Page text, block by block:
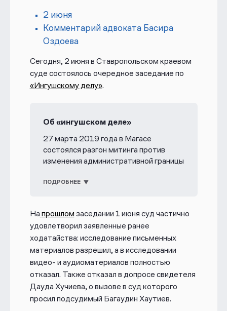
2 июня
Комментарий адвоката Басира
Оздоева
Сегодня, 2 июня в Ставропольском краевом
суде состоялось очередное заседание по
«Ингушскому делу».
Об «ингушском деле»
27 марта 2019 года в Магасе
состоялся разгон митинга против
изменения административной границы
отношении ингушской оппозиции. В
административные дела, против
десятков — уголовные.
В декабре 2021
Кисловодский городской суд на
выездном заседании в Ессентуках
приговорил к срокам от 7,5 до 9 лет
лишения свободы:
ПОДРОБНЕЕ
На прошлом заседании 1 июня суд частично
удовлетворил заявленные ранее
ходатайства: исследование письменных
материалов разрешил, а в исследовании
видео- и аудиоматериалов полностью
отказал. Также отказал в допросе свидетеля
Дауда Хучиева, о вызове в суд которого
просил подсудимый Багаудин Хаутиев.